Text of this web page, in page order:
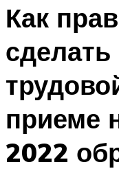
Как
приеме
2022